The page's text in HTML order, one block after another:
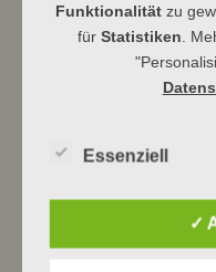
Funktionalitätzu
für Statistiken .
Essenziell
✓